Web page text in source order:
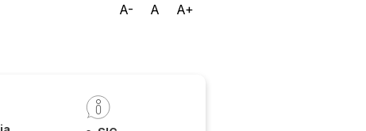
A- A
A+